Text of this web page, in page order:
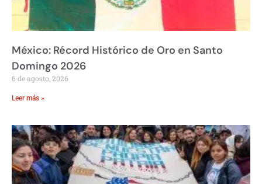
México: Récord Histórico de Oro en Santo
Domingo 2026
6 de agosto, 2026
Leer más »